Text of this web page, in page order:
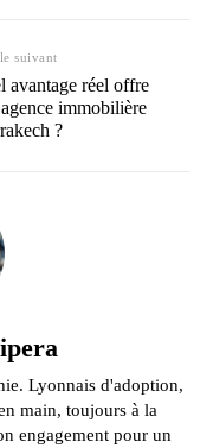
suivant
avantage réel offre
immobilière
?
Lyonnais d'adoption,
main, toujours à la
engagement pour un